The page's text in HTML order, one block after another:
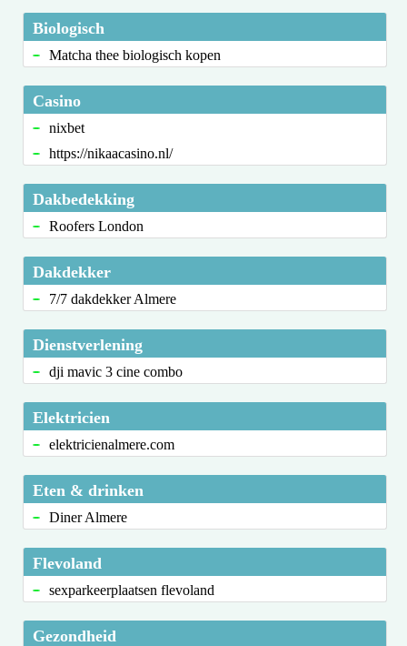
Biologisch
Matcha thee biologisch kopen
Casino
nixbet
https://nikaacasino.nl/
Dakbedekking
Roofers London
Dakdekker
7/7 dakdekker Almere
Dienstverlening
dji mavic 3 cine combo
Elektricien
elektricienalmere.com
Eten & drinken
Diner Almere
Flevoland
sexparkeerplaatsen flevoland
Gezondheid